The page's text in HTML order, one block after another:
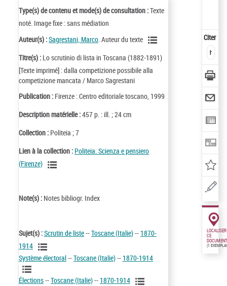
Type(s) de contenu et mode(s) de consultation :Texte
noté. Image fixe : sans médiation
Auteur(s) :Sagrestani, Marco . Auteur du texte
Titre(s) : Lo scrutinio di lista in Toscana (1882-1891)
[Texte imprimé] : dalla competizione possibile alla
competizione mancata / Marco Sagrestani
Publication : Firenze : Centro editoriale toscano, 1999
Description matérielle :457 p. : ill. ; 24 cm
Collection : Politeia ; 7
Lien à la collection : Politeia. Scienza e pensiero
(Firenze)
Note(s) : Notes bibliogr. Index
Sujet(s) :Scrutin de liste--Toscane (Italie)-- 1870-
1914
Système électoral--Toscane (Italie)-- 1870-1914
Élections--Toscane (Italie)-- 1870-1914
Citer
LOCALISER
CE
DOCUMENT
(1